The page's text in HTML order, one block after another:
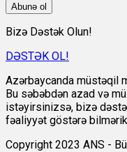
Abunə ol
Bizə Dəstək Olun!
DƏSTƏK OL!
Azərbaycanda müstəqil
Bu səbəbdən azad və
istəyirsinizsə, bizə
fəaliyyət göstərə
Copyright 2023 ANS -